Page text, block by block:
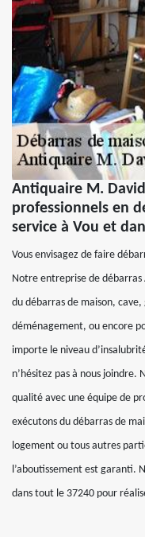
Antiquaire M.
professionnels en
service à Vou et
Vous envisagez de faire
Notre entreprise de
du débarras de maison,
déménagement, ou encore
importe le niveau
n’hésitez pas à nous
qualité avec une équipe de
exécutons du débarras de
logement ou tous autres
l’aboutissement est garanti.
dans tout le 37240 pour